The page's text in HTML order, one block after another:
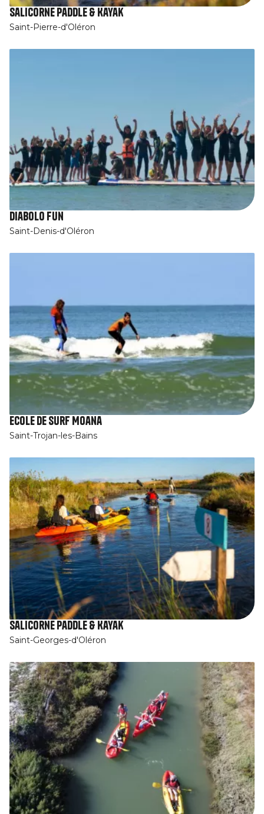
Salicorne Paddle & Kayak
Saint-Pierre-d'Oléron
Diabolo Fun
Saint-Denis-d'Oléron
Ecole de surf Moana
Saint-Trojan-les-Bains
Salicorne Paddle & Kayak
Saint-Georges-d'Oléron